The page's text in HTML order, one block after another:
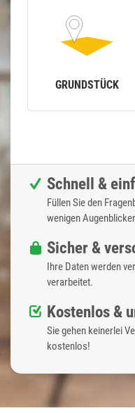
GRUNDSTÜCK
Schnell &
Füllen Sie den
wenigen
Sicher &
Ihre Daten werden
verarbeitet.
Kostenlos &
Sie gehen keinerlei
kostenlos!